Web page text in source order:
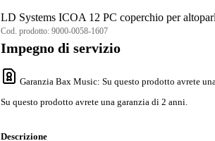
LD Systems ICOA 12 PC coperchio per
Cod. prodotto: 9000-0058-1607
Impegno di servizio
Garanzia Bax Music: Su questo prodotto avrete
Su questo prodotto avrete una garanzia di 2 anni.
Descrizione